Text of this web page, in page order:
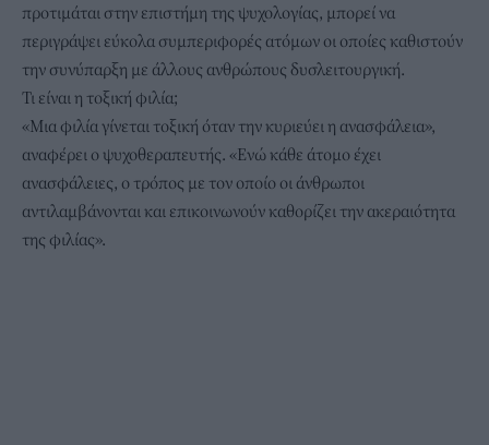
προτιμάται στην επιστήμη της ψυχολογίας, μπορεί να
περιγράψει εύκολα συμπεριφορές ατόμων οι οποίες καθιστούν
την συνύπαρξη με άλλους ανθρώπους δυσλειτουργική.
Τι είναι η τοξική φιλία;
«Μια φιλία γίνεται τοξική όταν την κυριεύει η ανασφάλεια»,
αναφέρει ο ψυχοθεραπευτής. «Ενώ κάθε άτομο έχει
ανασφάλειες, ο τρόπος με τον οποίο οι άνθρωποι
αντιλαμβάνονται και επικοινωνούν καθορίζει την ακεραιότητα
της φιλίας».